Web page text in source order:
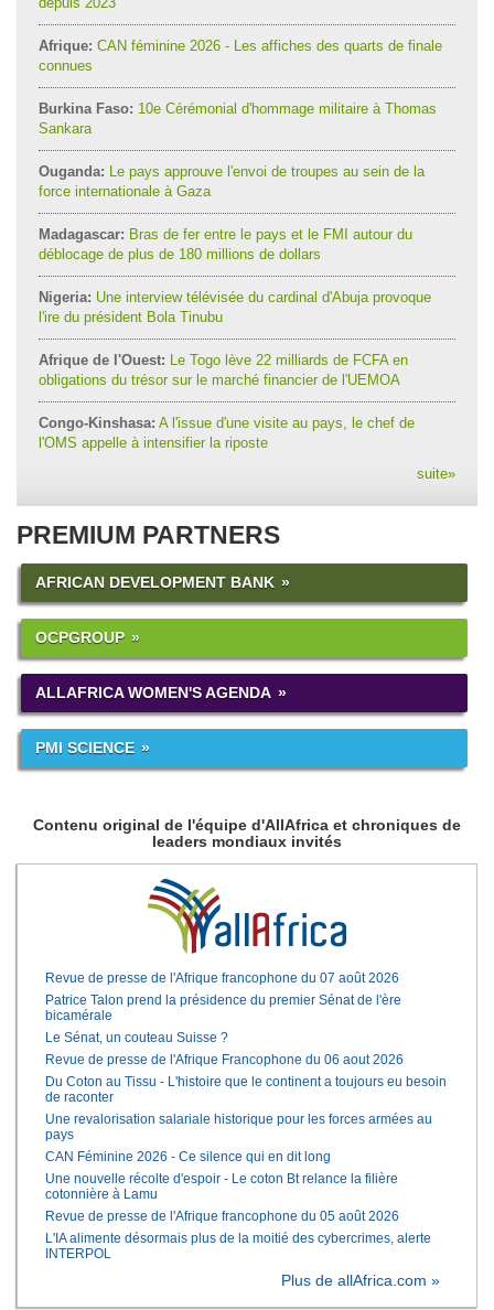
Afrique: CAN féminine 2026 - Les affiches des quarts de finale
connues
Burkina Faso: 10e Cérémonial d'hommage militaire à Thomas
Sankara
Ouganda: Le pays approuve l'envoi de troupes au sein de la
force internationale à Gaza
Madagascar: Bras de fer entre le pays et le FMI autour du
déblocage de plus de 180 millions de dollars
Nigeria: Une interview télévisée du cardinal d'Abuja provoque
l'ire du président Bola Tinubu
Afrique de l'Ouest: Le Togo lève 22 milliards de FCFA en
obligations du trésor sur le marché financier de l'UEMOA
Congo-Kinshasa: A l'issue d'une visite au pays, le chef de
l'OMS appelle à intensifier la riposte
suite»
PREMIUM PARTNERS
AFRICAN DEVELOPMENT BANK
OCPGROUP
ALLAFRICA WOMEN'S AGENDA
PMI SCIENCE
Contenu original de l'équipe d'AllAfrica et chroniques de
leaders mondiaux invités
Revue de presse de l'Afrique francophone du 07 août 2026
Patrice Talon prend la présidence du premier Sénat de l'ère
bicamérale
Le Sénat, un couteau Suisse ?
Revue de presse de l'Afrique Francophone du 06 aout 2026
Du Coton au Tissu - L'histoire que le continent a toujours eu besoin
de raconter
Une revalorisation salariale historique pour les forces armées au
pays
CAN Féminine 2026 - Ce silence qui en dit long
Une nouvelle récolte d'espoir - Le coton Bt relance la filière
cotonnière à Lamu
Revue de presse de l'Afrique francophone du 05 août 2026
L'IA alimente désormais plus de la moitié des cybercrimes, alerte
INTERPOL
Plus de allAfrica.com »